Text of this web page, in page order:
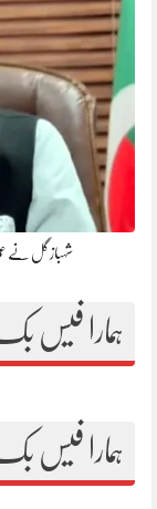
شہباز گل نے
ہمارا فیس
ہمارا فیس